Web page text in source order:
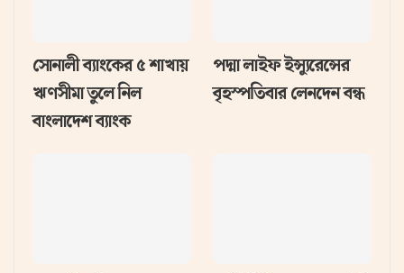
সোনালী ব্যাংকের ৫ শাখায়
ঋণসীমা তুলে নিল
বাংলাদেশ ব্যাংক
পদ্মা লাইফ ইন্স্যুরেন্সের
বৃহস্পতিবার লেনদেন বন্ধ